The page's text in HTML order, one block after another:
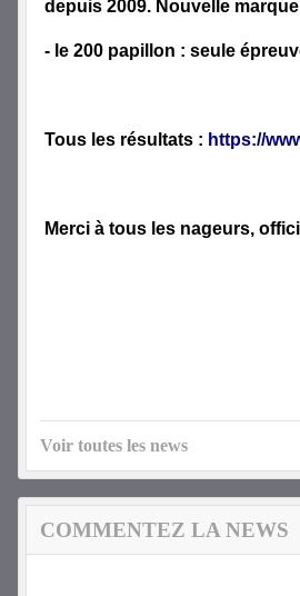
depuis 2009. Nouvelle
- le 200 papillon : seule
Tous les résultats : https://
Merci à tous les nageurs,
Voir toutes les news
COMMENTEZ LA NEWS